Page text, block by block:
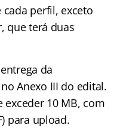
perfil, exceto
que terá duas
da
Anexo III do edital.
exceder 10 MB, com
para upload.